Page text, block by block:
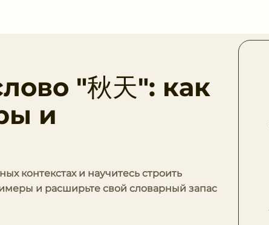
"秋天": как
и
контекстах и научитесь строить
и расширьте свой словарный запас